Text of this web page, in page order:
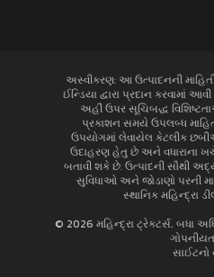
અસ્વીકરણ: આ ઉત્પાદનની
ઈન્ડિયા દ્વારા પ્રદાન કરવામાં
અહીં ઉપર સૂચિબદ્ધ
પ્રકાશન સમયે ઉપલબ્ધ
ઉપયોગમાં લેવાયેલ કેટલીક
ઉદાહરણ હેતુ છે અને વધારાના
બતાવી શકે છે. ઉત્પાદની સૌથી
સુવિધાઓ અને જોડાણો પરની
સ્થાનિક મહિન્દ્રા
© 2026 મહિન્દ્રા ટ્રેક્ટર્સ. બધા
સાઈટનો